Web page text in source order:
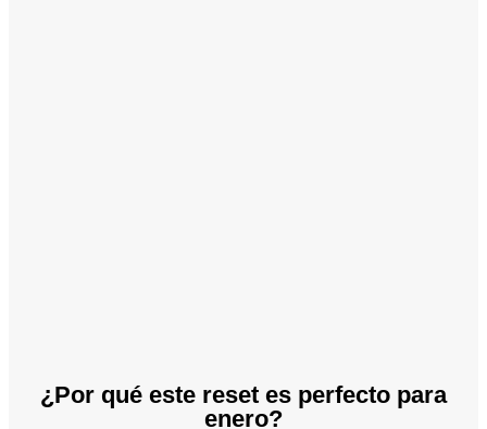
¿Por qué este reset es perfecto para
enero?